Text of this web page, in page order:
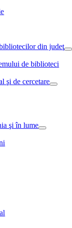
din judeţ
de biblioteci
şi de cercetare
şi în lume